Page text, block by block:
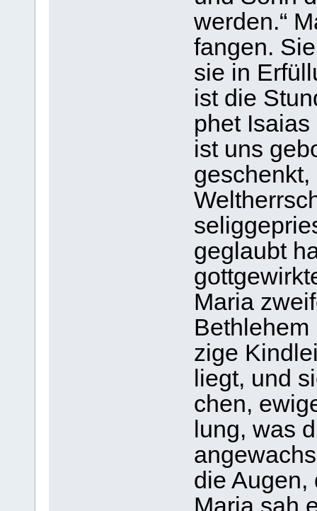
wer­den.“
fan­gen.
sie in
ist die
phet Isaias
ist uns
geglaubt
Maria
zige
liegt, und
chen,
lung, was
die Augen,